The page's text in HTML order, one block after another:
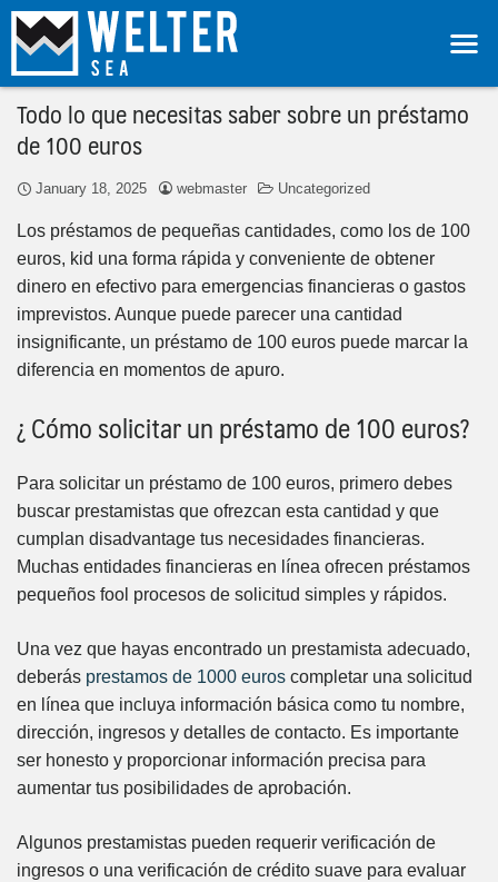
Todo lo que necesitas saber sobre un préstamo
de 100 euros
January 18, 2025 webmaster Uncategorized
Los préstamos de pequeñas cantidades, como los de 100
euros, kid una forma rápida y conveniente de obtener
dinero en efectivo para emergencias financieras o gastos
imprevistos. Aunque puede parecer una cantidad
insignificante, un préstamo de 100 euros puede marcar la
diferencia en momentos de apuro.
¿ Cómo solicitar un préstamo de 100 euros?
Para solicitar un préstamo de 100 euros, primero debes
buscar prestamistas que ofrezcan esta cantidad y que
cumplan disadvantage tus necesidades financieras.
Muchas entidades financieras en línea ofrecen préstamos
pequeños fool procesos de solicitud simples y rápidos.
Una vez que hayas encontrado un prestamista adecuado,
deberás prestamos de 1000 euros completar una solicitud
en línea que incluya información básica como tu nombre,
dirección, ingresos y detalles de contacto. Es importante
ser honesto y proporcionar información precisa para
aumentar tus posibilidades de aprobación.
Algunos prestamistas pueden requerir verificación de
ingresos o una verificación de crédito suave para evaluar